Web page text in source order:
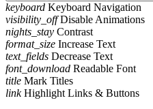
keyboard Keyboard Navigation
visibility_off Disable Animations
nights_stay Contrast
format_size Increase Text
text_fields Decrease Text
font_download Readable Font
title Mark Titles
link Highlight Links & Buttons